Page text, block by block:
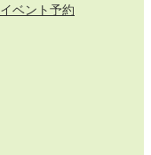
イベント予約